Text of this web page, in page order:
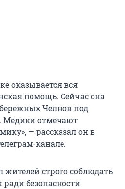
оказывается вся
помощь. Сейчас она
Челнов под
Медики отмечают
— рассказал он в
канале.
жителей строго соблюдать
безопасности